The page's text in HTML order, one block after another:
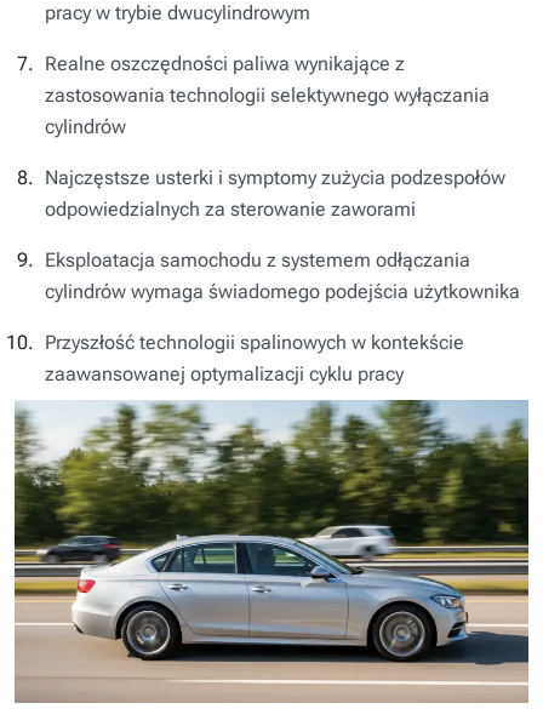
pracy w trybie dwucylindrowym
Realne oszczędności paliwa wynikające z
zastosowania technologii selektywnego wyłączania
cylindrów
Najczęstsze usterki i symptomy zużycia podzespołów
odpowiedzialnych za sterowanie zaworami
Eksploatacja samochodu z systemem odłączania
cylindrów wymaga świadomego podejścia użytkownika
Przyszłość technologii spalinowych w kontekście
zaawansowanej optymalizacji cyklu pracy